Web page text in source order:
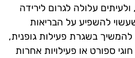
עלולה לגרום לירידה
להשפיע על הבריאות
בשגרת פעילות גופנית,
ספורט או פעילויות אחרות